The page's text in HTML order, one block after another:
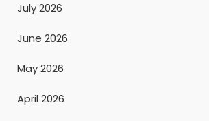
July 2026
June 2026
May 2026
April 2026